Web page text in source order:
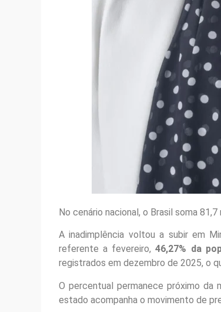
No cenário nacional, o Brasil soma
A inadimplência voltou a subir em
referente a fevereiro,46,27% da
registrados em dezembro de 2025, o
O percentual permanece próximo da
estado acompanha o movimento de